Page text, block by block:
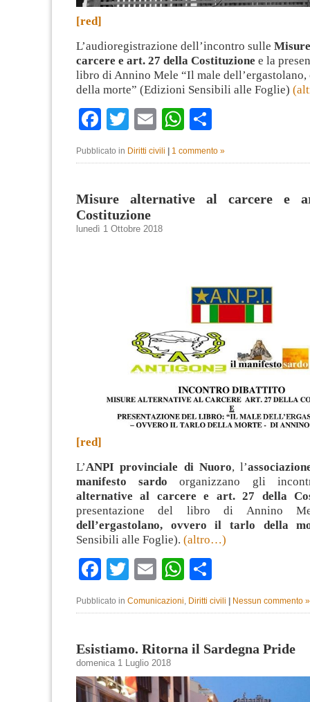
[red]
L’audioregistrazione dell’incontro sulle
carcere e art. 27 della Costituzione e la
libro di Annino Mele “Il male
della morte” (Edizioni Sensibili alle Foglie)
Facebook
TwitterEmailWhatsApp
Pubblicato in Diritti civili 1 commento »
Misure alternative al carcere e
Costituzione
lunedì 1 Ottobre 2018
[red]
L’ANPI provinciale di Nuoro, l’
manifesto sardo organizzano gli
alternative al carcere e art. 27 della
presentazione del libro di Annino
dell’ergastolano, ovvero il tarlo della
Sensibili alle Foglie). (altro…)
Facebook
TwitterEmailWhatsApp
Pubblicato in Comunicazioni, Diritti civili Nessun commento »
Esistiamo. Ritorna il Sardegna Pride
domenica 1 Luglio 2018